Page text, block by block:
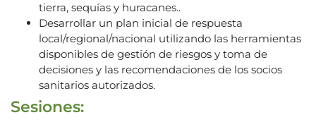
tierra, sequías y huracanes..
Desarrollar un plan inicial de respuesta
local/regional/nacional utilizando las herramientas
disponibles de gestión de riesgos y toma de
decisiones y las recomendaciones de los socios
sanitarios autorizados.
Sesiones: